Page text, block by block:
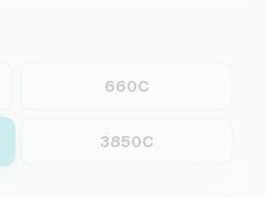
660C
3850C